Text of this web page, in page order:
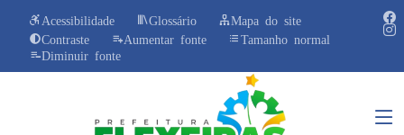
Acessibilidade Glossário
Mapa do site
Contraste
Aumentar fonte
Tamanho normal
Diminuir fonte